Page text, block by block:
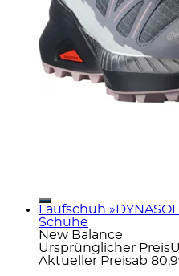
Laufschuh
Schuhe
New Balance
Ursprünglicher Preis
Aktueller Preisab